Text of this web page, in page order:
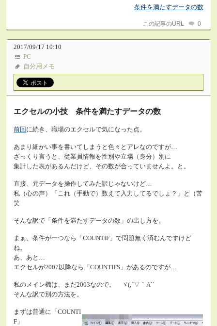
条件を満たすデータの数
この記事のURL 0
2017/09/17 10:10
PC
自分用メモ
エクセルの小技 条件を満たすデータの数
前回 に続き、職場のエクセルで気になった点。
あまり細かい事を書いてしまうと色々とアレなのですが…
ざっくり言うと、従業員情報を性別や立場（身分）別に
集計した表があるんだけど、その数が合っていませんよ。と。
直接、元データを操作してみた訳じゃないけど…
私（心の声）「これ（手動で）数えて入力してるでしょ？」と（苦
笑
そんな訳で「条件を満たすデータの数」の出し方を。
まぁ、条件が一つなら「COUNTIF」で問題無く済むんですけど
ね。
あ、あと…
エクセルが2007以降なら「COUNTIFS」があるのですが…
私のメイン機は、まだ2003なので。 ヾ(;´▽｀A``
そんな訳で別の方法を。
まずは普通に「COUNTI
F」